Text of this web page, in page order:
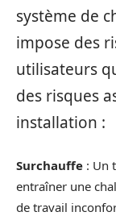
système de
impose des
utilisateurs
des risques
installation :
Surchauffe : Un
entraîner une
de travail